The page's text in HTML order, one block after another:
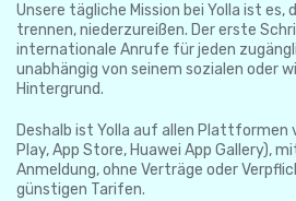
Unsere tägliche Mission bei Yolla ist es,
trennen, niederzureißen. Der erste
internationale Anrufe für jeden
unabhängig von seinem sozialen oder
Hintergrund.
Deshalb ist Yolla auf allen Plattformen
Play, App Store, Huawei App Gallery),
Anmeldung, ohne Verträge oder
günstigen Tarifen.